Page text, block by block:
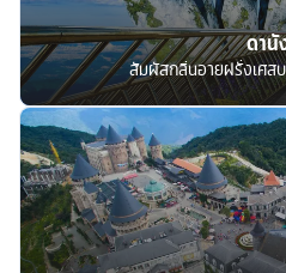
ดานั
สัมผัสกลิ่นอายฝรั่งเศส